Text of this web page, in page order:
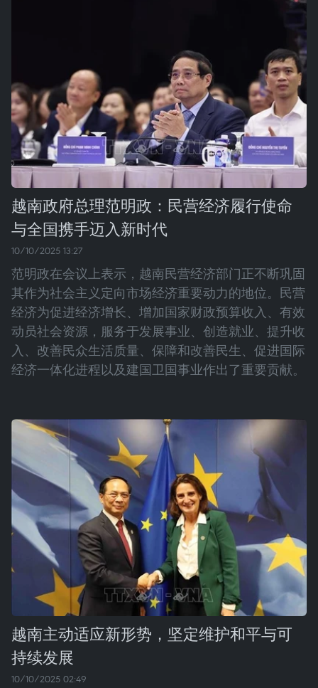
越南政府总理范明政：民营经济履行使命
与全国携手迈入新时代
10/10/2025 13:27
范明政在会议上表示，越南民营经济部门正不断巩固
其作为社会主义定向市场经济重要动力的地位。民营
经济为促进经济增长、增加国家财政预算收入、有效
动员社会资源，服务于发展事业、创造就业、提升收
入、改善民众生活质量、保障和改善民生、促进国际
经济一体化进程以及建国卫国事业作出了重要贡献。
越南主动适应新形势，坚定维护和平与可
持续发展
10/10/2025 02:49